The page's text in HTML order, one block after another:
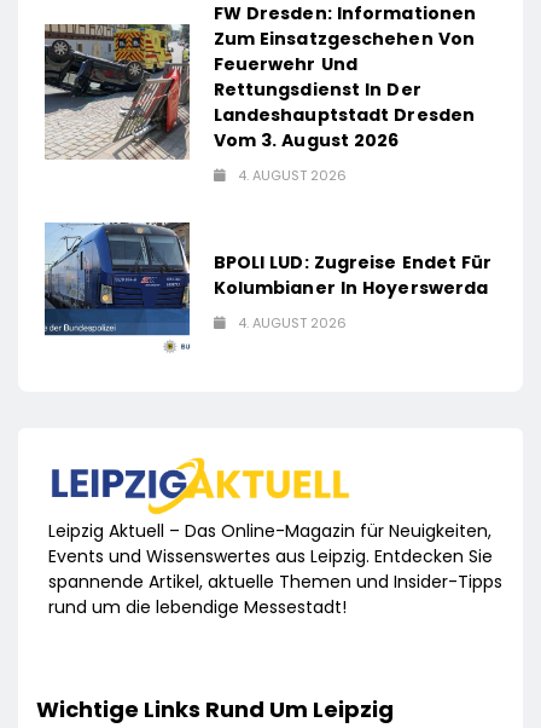
FW Dresden: Informationen
Zum Einsatzgeschehen Von
Feuerwehr Und
Rettungsdienst In Der
Landeshauptstadt Dresden
Vom 3. August 2026
4. AUGUST 2026
BPOLI LUD: Zugreise Endet Für
Kolumbianer In Hoyerswerda
4. AUGUST 2026
Leipzig Aktuell – Das Online-Magazin für Neuigkeiten,
Events und Wissenswertes aus Leipzig. Entdecken Sie
spannende Artikel, aktuelle Themen und Insider-Tipps
rund um die lebendige Messestadt!
Wichtige Links Rund Um Leipzig